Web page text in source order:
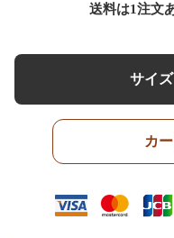
送料は1注文
サイ
カ